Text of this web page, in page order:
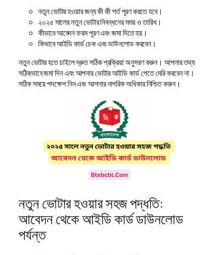
নতুন ভোটার হওয়ার জন্য কী কী শর্ত পূরণ করতে হবে।
২০২৫ সালের নতুন ভোটার নিবন্ধনের সময় ও তারিখ।
কীভাবে আবেদন ফরম পূরণ এবং জমা দিতে হয়।
কিভাবে আইডি কার্ড চেক এবং ডাউনলোড করবেন।
নতুন ভোটার হতে চাইলে দ্রুত সঠিক প্রক্রিয়া অনুসরণ করুন। আপনার তথ্য
সঠিকভাবে জমা দিন এবং আপনার ভোটার আইডি কার্ড পেতে দেরি করবেন না।
সঠিক সময়ে পদক্ষেপ নিন এবং আপনার নাগরিক অধিকার নিশ্চিত করুন।
নতুন ভোটার হওয়ার সহজ পদ্ধতি:
আবেদন থেকে আইডি কার্ড ডাউনলোড
পর্যন্ত